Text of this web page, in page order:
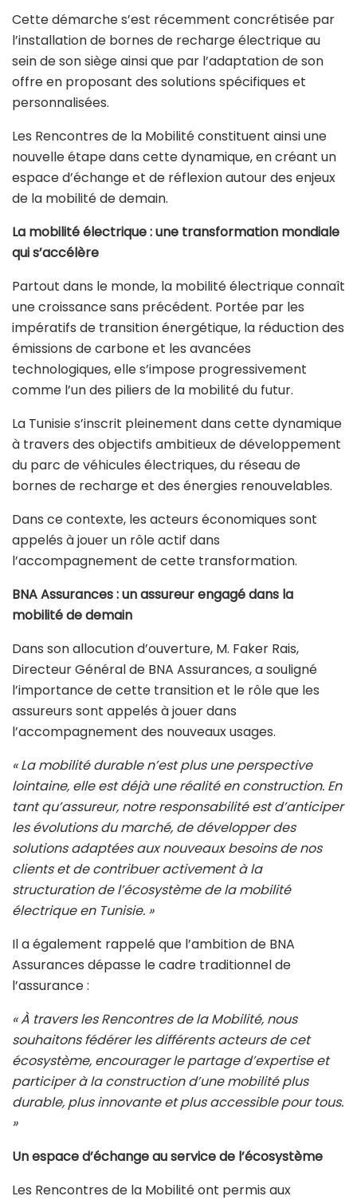
Cette démarche s’est récemment concrétisée par
l’installation de bornes de recharge électrique au
sein de son siège ainsi que par l’adaptation de son
offre en proposant des solutions spécifiques et
personnalisées.
Les Rencontres de la Mobilité constituent ainsi une
nouvelle étape dans cette dynamique, en créant un
espace d’échange et de réflexion autour des enjeux
de la mobilité de demain.
La mobilité électrique : une transformation mondiale
qui s’accélère
Partout dans le monde, la mobilité électrique connaît
une croissance sans précédent. Portée par les
impératifs de transition énergétique, la réduction des
émissions de carbone et les avancées
technologiques, elle s’impose progressivement
comme l’un des piliers de la mobilité du futur.
La Tunisie s’inscrit pleinement dans cette dynamique
à travers des objectifs ambitieux de développement
du parc de véhicules électriques, du réseau de
bornes de recharge et des énergies renouvelables.
Dans ce contexte, les acteurs économiques sont
appelés à jouer un rôle actif dans
l’accompagnement de cette transformation.
BNA Assurances : un assureur engagé dans la
mobilité de demain
Dans son allocution d’ouverture, M. Faker Rais,
Directeur Général de BNA Assurances, a souligné
l’importance de cette transition et le rôle que les
assureurs sont appelés à jouer dans
l’accompagnement des nouveaux usages.
« La mobilité durable n’est plus une perspective
lointaine, elle est déjà une réalité en construction. En
tant qu’assureur, notre responsabilité est d’anticiper
les évolutions du marché, de développer des
solutions adaptées aux nouveaux besoins de nos
clients et de contribuer activement à la
structuration de l’écosystème de la mobilité
électrique en Tunisie. »
Il a également rappelé que l’ambition de BNA
Assurances dépasse le cadre traditionnel de
l’assurance :
« À travers les Rencontres de la Mobilité, nous
souhaitons fédérer les différents acteurs de cet
écosystème, encourager le partage d’expertise et
participer à la construction d’une mobilité plus
durable, plus innovante et plus accessible pour tous.
»
Un espace d’échange au service de l’écosystème
Les Rencontres de la Mobilité ont permis aux